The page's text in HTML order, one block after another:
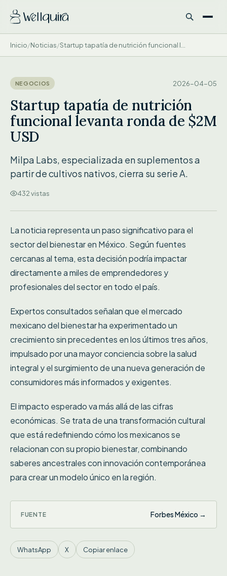
Inicio/Noticias/Startup tapatía de nutrición funcional l...
STARTUP TAPATÍA DE NUTRICIÓN F...
NEGOCIOS 2026-04-05
Startup tapatía de nutrición
funcional levanta ronda de $2M
USD
Milpa Labs, especializada en suplementos a
partir de cultivos nativos, cierra su serie A.
432 vistas
La noticia representa un paso significativo para el
sector del bienestar en México. Según fuentes
cercanas al tema, esta decisión podría impactar
directamente a miles de emprendedores y
profesionales del sector en todo el país.
Expertos consultados señalan que el mercado
mexicano del bienestar ha experimentado un
crecimiento sin precedentes en los últimos tres años,
impulsado por una mayor conciencia sobre la salud
integral y el surgimiento de una nueva generación de
consumidores más informados y exigentes.
El impacto esperado va más allá de las cifras
económicas. Se trata de una transformación cultural
que está redefiniendo cómo los mexicanos se
relacionan con su propio bienestar, combinando
saberes ancestrales con innovación contemporánea
para crear un modelo único en la región.
FUENTE Forbes México →
WhatsApp X Copiar enlace